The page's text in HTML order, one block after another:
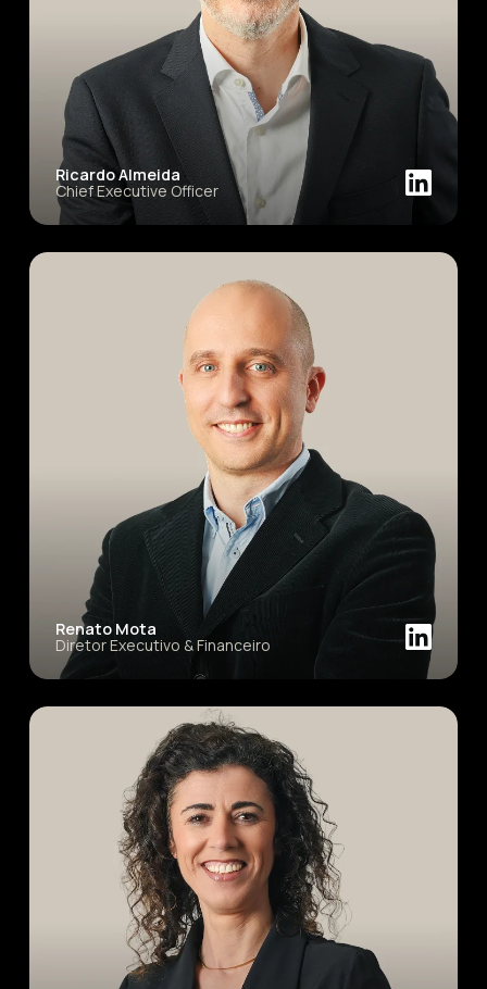
Ricardo Almeida
Chief Executive Officer
Renato Mota
Diretor Executivo & Financeiro